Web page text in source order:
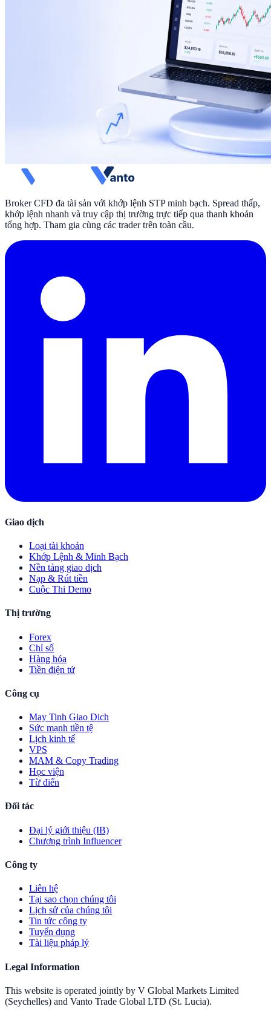
Broker CFD đa tài sản với khớp lệnh STP minh bạch. Spread thấp,
khớp lệnh nhanh và truy cập thị trường trực tiếp qua thanh khoản
tổng hợp. Tham gia cùng các trader trên toàn cầu.
Giao dịch
Loại tài khoản
Khớp Lệnh & Minh Bạch
Nền tảng giao dịch
Nạp & Rút tiền
Cuộc Thi Demo
Thị trường
Forex
Chỉ số
Hàng hóa
Tiền điện tử
Công cụ
May Tinh Giao Dich
Sức mạnh tiền tệ
Lịch kinh tế
VPS
MAM & Copy Trading
Học viện
Từ điển
Đối tác
Đại lý giới thiệu (IB)
Chương trình Influencer
Công ty
Liên hệ
Tại sao chọn chúng tôi
Lịch sử của chúng tôi
Tin tức công ty
Tuyển dụng
Tài liệu pháp lý
Legal Information
This website is operated jointly by V Global Markets Limited
(Seychelles) and Vanto Trade Global LTD (St. Lucia).